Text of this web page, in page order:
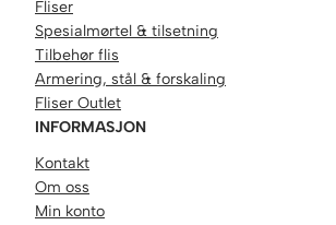
Fliser
Spesialmørtel & tilsetning
Tilbehør flis
Armering, stål & forskaling
Fliser Outlet
INFORMASJON
Kontakt
Om oss
Min konto